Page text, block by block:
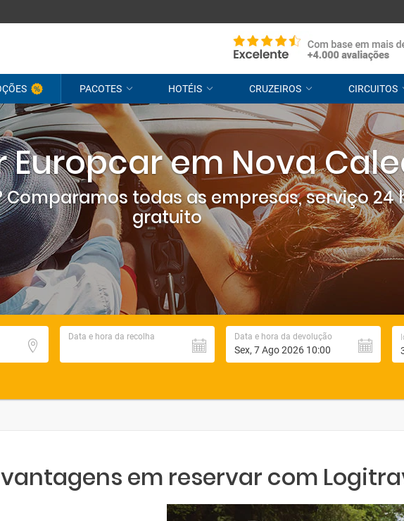
PACOTES HOTÉIS CRUZEIROS CIRCUITOS
Europcar em Nova
todas as empresas, serviço
gratuito
Data e hora da recolha Data e hora da devolução
em reservar com